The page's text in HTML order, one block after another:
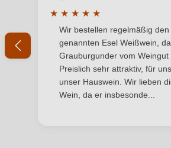
Ort Punta Trettu, Matzacara, San
Qualität
Ihr Passwort
Ich habe mein
★ ★ ★ ★ ★
Durchschnittliche
Wir bestellen regelmäßig den
genannten Esel Weißwein,
Grauburgunder vom Weingut
Preislich sehr attraktiv, für
unser Hauswein. Wir lieben
Wein, da er insbesonde...